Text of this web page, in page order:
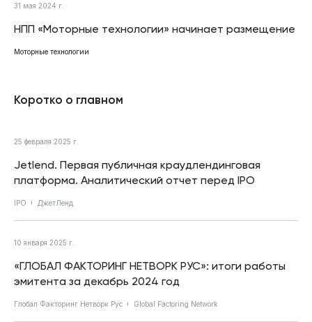
31 мая 2024 г.
НПП «Моторные технологии» начинает размещение
Моторные технологии
Коротко о главном
25 февраля 2025 г.
Jetlend. Первая публичная краудлендинговая
платформа. Аналитический отчет перед IPO
IPO ДжетЛенд
10 января 2025 г.
«ГЛОБАЛ ФАКТОРИНГ НЕТВОРК РУС»: итоги работы
эмитента за декабрь 2024 год
Глобал Факторинг Нетворк Рус Global Factoring Network